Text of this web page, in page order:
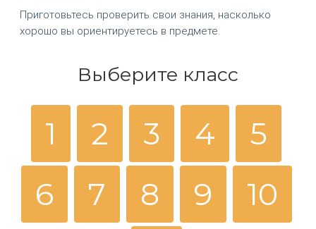
Приготовьтесь проверить свои знания, насколько
хорошо вы ориентируетесь в предмете.
Выберите класс
1 2 3 4
5
6
7 8 9
10